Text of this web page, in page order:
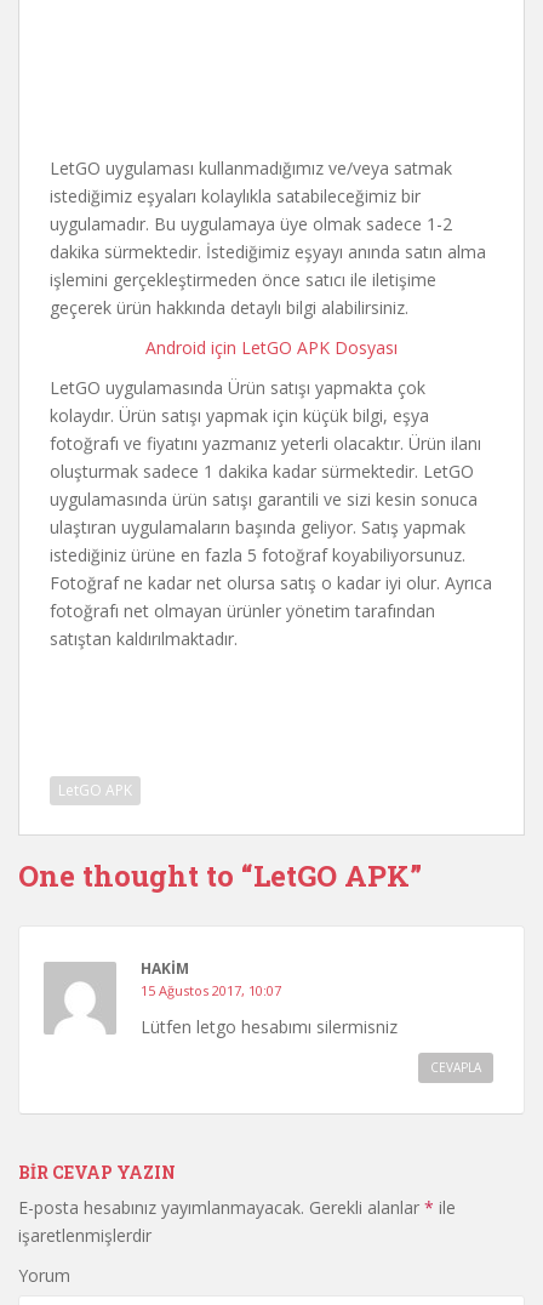
LetGO uygulaması kullanmadığımız ve/veya satmak
istediğimiz eşyaları kolaylıkla satabileceğimiz bir
uygulamadır. Bu uygulamaya üye olmak sadece 1-2
dakika sürmektedir. İstediğimiz eşyayı anında satın alma
işlemini gerçekleştirmeden önce satıcı ile iletişime
geçerek ürün hakkında detaylı bilgi alabilirsiniz.
Android için LetGO APK Dosyası
LetGO uygulamasında Ürün satışı yapmakta çok
kolaydır. Ürün satışı yapmak için küçük bilgi, eşya
fotoğrafı ve fiyatını yazmanız yeterli olacaktır. Ürün ilanı
oluşturmak sadece 1 dakika kadar sürmektedir. LetGO
uygulamasında ürün satışı garantili ve sizi kesin sonuca
ulaştıran uygulamaların başında geliyor. Satış yapmak
istediğiniz ürüne en fazla 5 fotoğraf koyabiliyorsunuz.
Fotoğraf ne kadar net olursa satış o kadar iyi olur. Ayrıca
fotoğrafı net olmayan ürünler yönetim tarafından
satıştan kaldırılmaktadır.
LetGO APK
One thought to “LetGO APK”
HAKIM
15 Ağustos 2017, 10:07
Lütfen letgo hesabımı silermisniz
CEVAPLA
BIR CEVAP YAZIN
E-posta hesabınız yayımlanmayacak. Gerekli alanlar * ile
işaretlenmişlerdir
Yorum